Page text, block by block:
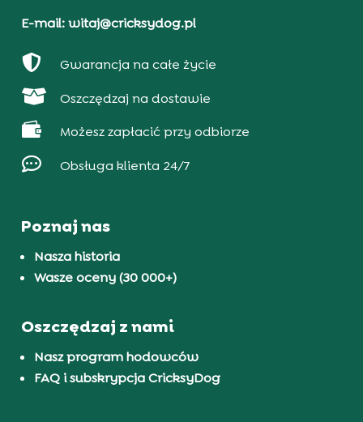
E-mail: witaj@cricksydog.pl
 Gwarancja na całe życie
 Oszczędzaj na dostawie
 Możesz zapłacić przy odbiorze
 Obsługa klienta 24/7
Poznaj nas
Nasza historia
Wasze oceny (30 000+)
Oszczędzaj z nami
Nasz program hodowców
FAQ i subskrypcja CricksyDog